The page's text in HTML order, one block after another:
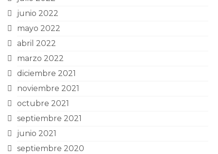
junio 2022
mayo 2022
abril 2022
marzo 2022
diciembre 2021
noviembre 2021
octubre 2021
septiembre 2021
junio 2021
septiembre 2020